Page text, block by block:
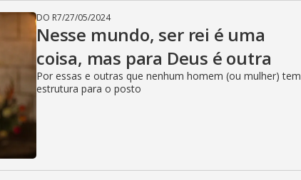
DO R7/27/05/2024
Nesse mundo, ser rei é uma
coisa, mas para Deus é outra
Por essas e outras que nenhum homem (ou mulher) tem
estrutura para o posto